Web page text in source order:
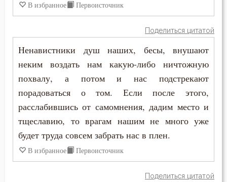
Марк Подвижник
Никодим Святогорец
Николай Сербский
Никон Оптинский (Беляев)
Нил Синайский
Нил Сорский
В избранное Первоисточник
Поделиться цитатой
Ненавистники душ наших, бесы, внушают
неким воздать нам какую-либо ничтожную
похвалу, а потом и нас подстрекают
порадоваться о том. Если после этого,
расслабившись от самомнения, дадим место и
тщеславию, то врагам нашим не много уже
будет труда совсем забрать нас в плен.
В избранное Первоисточник
Поделиться цитатой